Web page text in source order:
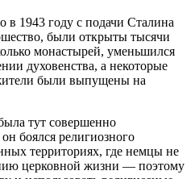
в 1943 году с подачи Сталина
были открыты тысячи
монастырей, уменьшился
духовенства, а некоторые
были выпущены на
тут совершенно
боялся религиозного
территориях, где немцы не
церковной жизни — поэтому